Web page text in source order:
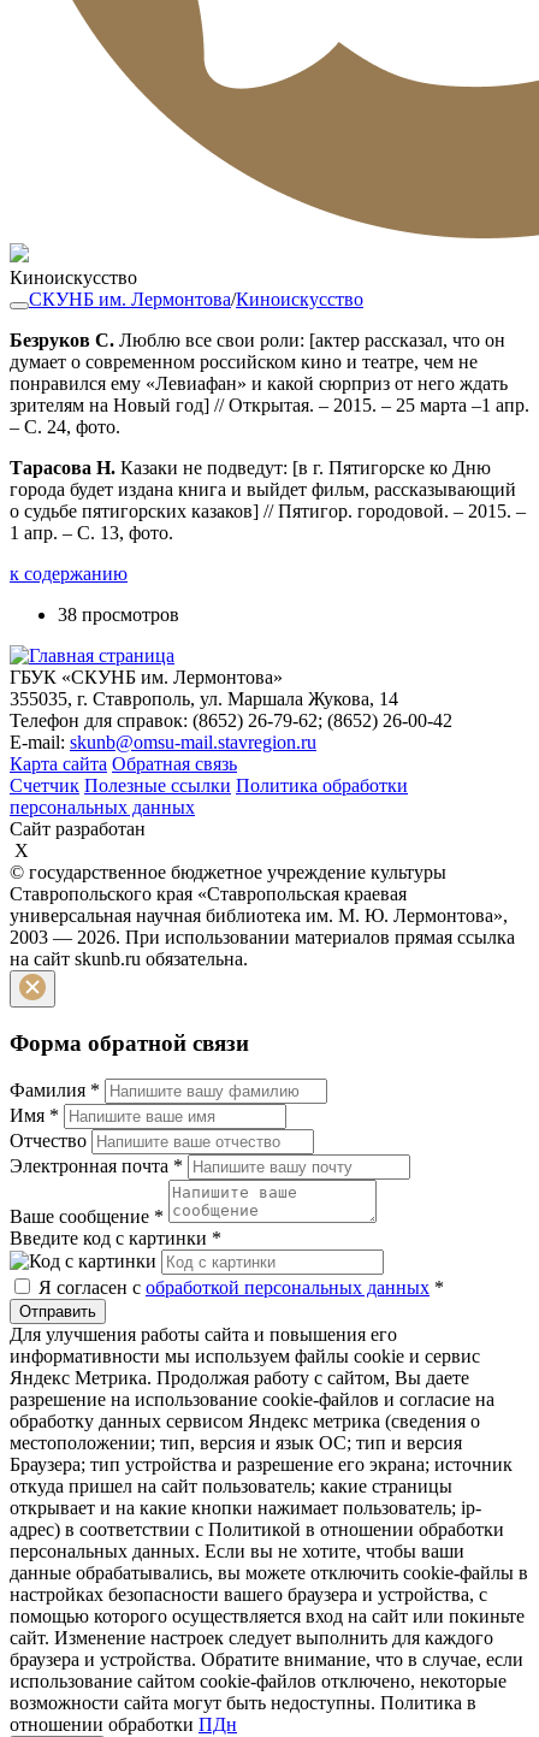
Киноискусство
СКУНБ им. Лермонтова/Киноискусство
Безруков С. Люблю все свои роли: [актер рассказал, что он
думает о современном российском кино и театре, чем не
понравился ему «Левиафан» и какой сюрприз от него ждать
зрителям на Новый год] // Открытая. – 2015. – 25 марта –1 апр.
– С. 24, фото.
Тарасова Н. Казаки не подведут: [в г. Пятигорске ко Дню
города будет издана книга и выйдет фильм, рассказывающий
о судьбе пятигорских казаков] // Пятигор. городовой. – 2015. –
1 апр. – С. 13, фото.
к содержанию
38 просмотров
ГБУК «СКУНБ им. Лермонтова»
355035, г. Ставрополь, ул. Маршала Жукова, 14
Телефон для справок: (8652) 26-79-62; (8652) 26-00-42
E-mail: skunb@omsu-mail.stavregion.ru
Карта сайта Обратная связь
Счетчик Полезные ссылки Политика обработки
персональных данных
Сайт разработан
X
© государственное бюджетное учреждение культуры
Ставропольского края «Ставропольская краевая
универсальная научная библиотека им. М. Ю. Лермонтова»,
2003 — 2026. При использовании материалов прямая ссылка
на сайт skunb.ru обязательна.
Форма обратной связи
Фамилия *
Имя *
Отчество
Электронная почта *
Ваше сообщение *
Введите код с картинки *
Я согласен с обработкой персональных данных *
Отправить
Для улучшения работы сайта и повышения его
информативности мы используем файлы cookie и сервис
Яндекс Метрика. Продолжая работу с сайтом, Вы даете
разрешение на использование cookie-файлов и согласие на
обработку данных сервисом Яндекс метрика (сведения о
местоположении; тип, версия и язык ОС; тип и версия
Браузера; тип устройства и разрешение его экрана; источник
откуда пришел на сайт пользователь; какие страницы
открывает и на какие кнопки нажимает пользователь; ip-
адрес) в соответствии с Политикой в отношении обработки
персональных данных. Если вы не хотите, чтобы ваши
данные обрабатывались, вы можете отключить cookie-файлы в
настройках безопасности вашего браузера и устройства, с
помощью которого осуществляется вход на сайт или покиньте
сайт. Изменение настроек следует выполнить для каждого
браузера и устройства. Обратите внимание, что в случае, если
использование сайтом cookie-файлов отключено, некоторые
возможности сайта могут быть недоступны. Политика в
отношении обработки ПДн